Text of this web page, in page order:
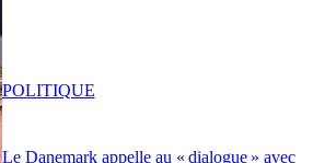
Le Danemark appelle au « dialogue » avec
POLITIQUE